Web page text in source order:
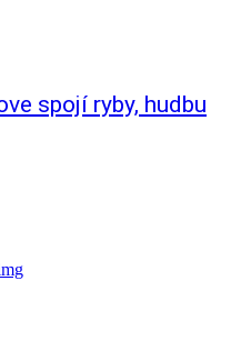
spojí ryby, hudbu